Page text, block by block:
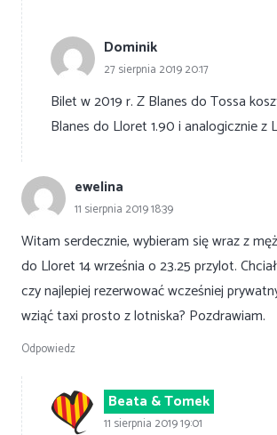
Dominik
27 sierpnia 2019 20:17
Bilet w 2019 r. Z Blanes do Tossa
Blanes do Lloret 1.90 i analogicznie z
ewelina
11 sierpnia 2019 18:39
Witam serdecznie, wybieram się wraz z
do Lloret 14 września o 23.25 przylot.
czy najlepiej rezerwować wcześniej
wziąć taxi prosto z lotniska? Pozdrawiam.
Odpowiedz
Beata & Tomek
11 sierpnia 2019 19:01